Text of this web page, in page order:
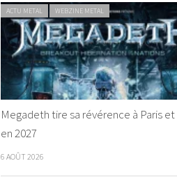
ACTU METAL WEBZINE METAL
Megadeth tire sa révérence à Paris
en 2027
6 AOÛT 2026